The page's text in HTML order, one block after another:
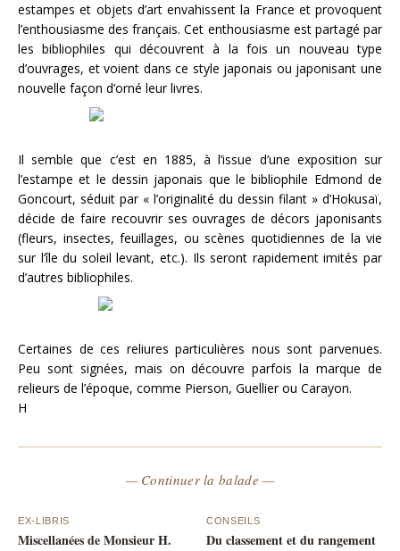
estampes et objets d’art envahissent la France et provoquent
l’enthousiasme des français. Cet enthousiasme est partagé par
les bibliophiles qui découvrent à la fois un nouveau type
d’ouvrages, et voient dans ce style japonais ou japonisant une
nouvelle façon d’orné leur livres.
Il semble que c’est en 1885, à l’issue d’une exposition sur
l’estampe et le dessin japonais que le bibliophile Edmond de
Goncourt, séduit par « l’originalité du dessin filant » d’Hokusaï,
décide de faire recouvrir ses ouvrages de décors japonisants
(fleurs, insectes, feuillages, ou scènes quotidiennes de la vie
sur l’île du soleil levant, etc.). Ils seront rapidement imités par
d’autres bibliophiles.
Certaines de ces reliures particulières nous sont parvenues.
Peu sont signées, mais on découvre parfois la marque de
relieurs de l’époque, comme Pierson, Guellier ou Carayon.
H
— Continuer la balade —
EX-LIBRIS
Miscellanées de Monsieur H.
CONSEILS
Du classement et du rangement